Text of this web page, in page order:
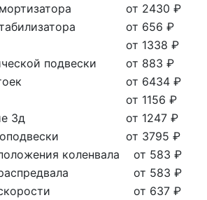
от 2430 ₽
от 656 ₽
от 1338 ₽
подвески
от 883 ₽
от 6434 ₽
от 1156 ₽
3д
от 1247 ₽
от 3795 ₽
коленвала
от 583 ₽
от 583 ₽
от 637 ₽